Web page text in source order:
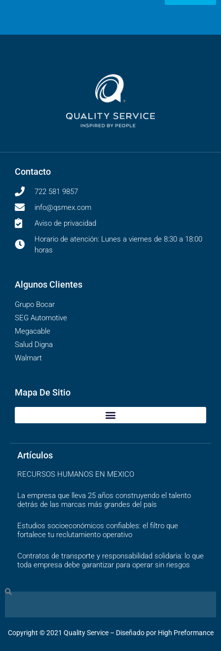
Contacto
722 581 9857
info@qsmex.com
Aviso de privacidad
Horario de atención: Lunes a viernes de 8:30 a 18:00
horas
Algunos Clientes
Grupo Bocar
SEG Automotive
Megacable
Salud Digna
Walmart
Mapa De Sitio
Artículos
RECURSOS HUMANOS EN MEXICO
La empresa que lleva 25 años construyendo el talento
detrás de las marcas más grandes del país
Estudios socioeconómicos confiables: el filtro que
fortalece tu reclutamiento operativo
Contratos de transporte y responsabilidad solidaria: lo que
toda empresa debe garantizar para operar sin riesgos
Search
Copyright ©️ 2021 Quality Service – Diseñado por High Preformance